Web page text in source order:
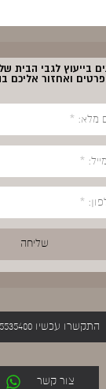
בייעוץ לגבי הבית
פרטים ואחזור אליכם
התקשרו עכשיו 052-5535400
צור קשר